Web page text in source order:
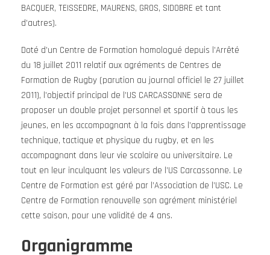
BACQUER, TEISSEDRE, MAURENS, GROS, SIDOBRE et tant
d’autres).
Doté d’un Centre de Formation homologué depuis l’Arrêté
du 18 juillet 2011 relatif aux agréments de Centres de
Formation de Rugby (parution au journal officiel le 27 juillet
2011), l’objectif principal de l’US CARCASSONNE sera de
proposer un double projet personnel et sportif à tous les
jeunes, en les accompagnant à la fois dans l’apprentissage
technique, tactique et physique du rugby, et en les
accompagnant dans leur vie scolaire ou universitaire. Le
tout en leur inculquant les valeurs de l’US Carcassonne. Le
Centre de Formation est géré par l’Association de l’USC. Le
Centre de Formation renouvelle son agrément ministériel
cette saison, pour une validité de 4 ans.
Organigramme